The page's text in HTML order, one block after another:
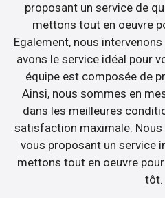
proposant un service de
mettons tout en oeuvre
Egalement, nous
avons le service idéal pour
équipe est composée de
Ainsi, nous sommes en
dans les meilleures
satisfaction maximale.
vous proposant un service
mettons tout en oeuvre
tôt.